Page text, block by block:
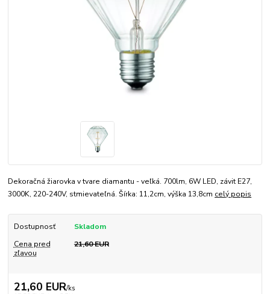
Dekoračná žiarovka v tvare diamantu - veľká. 700lm, 6W LED, závit E27,
3000K, 220-240V, stmievateľná. Šírka: 11,2cm, výška 13,8cm celý popis
Dostupnosť
Skladom
Cena pred
zľavou
21,60 EUR
21,60 EUR/ks